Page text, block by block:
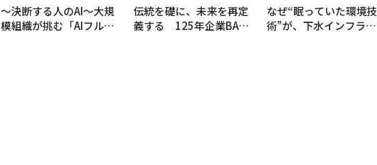
〜決断する人のAI〜大規
模組織が挑む「AIフル実
伝統を礎に、未来を再定
義する 125年企業BAT
なぜ“眠っていた環境技
術”が、下水インフラを